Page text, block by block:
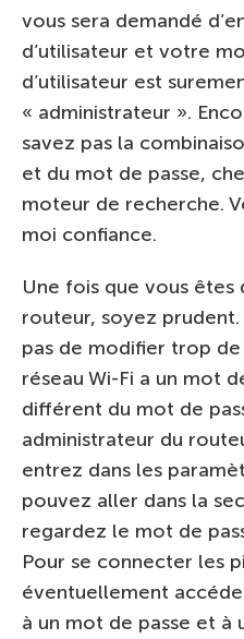
vous sera demandé
d’utilisateur et votre
d’utilisateur est
« administrateur ».
savez pas la
et du mot de passe,
moteur de recherche.
moi confiance.
Une fois que vous êtes
routeur, soyez
pas de modifier trop
réseau Wi-Fi a un mot
différent du mot de
administrateur du
entrez dans les
pouvez aller dans la
regardez le mot de
Pour se connecter les
éventuellement
à un mot de passe et à